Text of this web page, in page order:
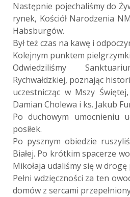
Następnie pojechaliśmy do
rynek, Kościół Narodzenia
Habsburgów.
Był też czas na kawę i
Kolejnym punktem pielgrzymki
Odwiedziliśmy
Rychwałdzkiej, poznając
uczestnicząc w Mszy
Damian Cholewa i ks. Jakub
Po duchowym umocnieniu
posiłek.
Po pysznym obiedzie
Białej. Po krótkim spacerze
Mikołaja udaliśmy się w
Pełni wdzięczności za ten
domów z sercami